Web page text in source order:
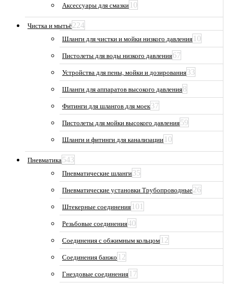
Аксессуары для смазки 10
Чистка и мытьё224
Шланги для чистки и мойки низкого давления 10
Пистолеты для воды низкого давления67
Устройства для пены, мойки и дозирования33
Шланги для аппаратов высокого давления8
Фитинги для шлангов для моек37
Пистолеты для мойки высокого давления59
Шланги и фитинги для канализации 10
Пневматика543
Пневматические шланги35
Пневматические установки Трубопроводные26
Штекерные соединения 101
Резьбовые соединения40
Соединения с обжимным кольцом 12
Соединения банжо 12
Гнездовые соединения 17